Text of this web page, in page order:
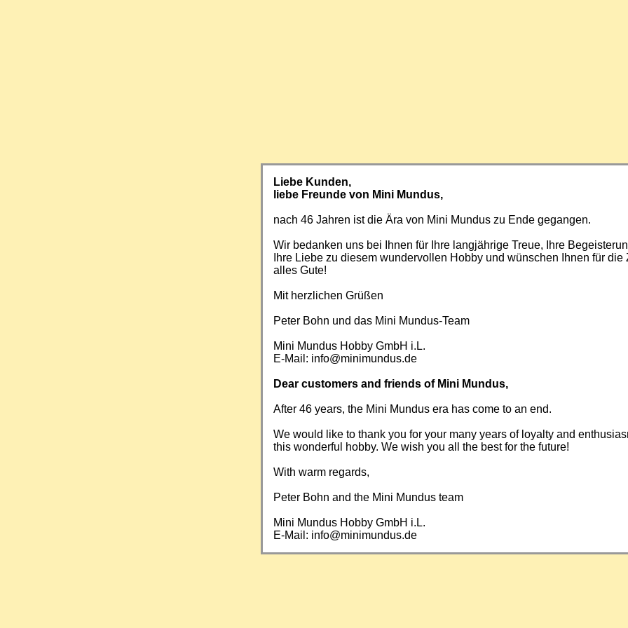
Liebe Kunden,
liebe Freunde von Mini Mundus,
nach 46 Jahren ist die Ära von Mini Mundus zu Ende gegangen.
Wir bedanken uns bei Ihnen für Ihre langjährige Treue, Ihre
Ihre Liebe zu diesem wundervollen Hobby und wünschen Ihnen für die
alles Gute!
Mit herzlichen Grüßen
Peter Bohn und das Mini Mundus-Team
Mini Mundus Hobby GmbH i.L.
E-Mail: info@minimundus.de
Dear customers and friends of Mini Mundus,
After 46 years, the Mini Mundus era has come to an end.
We would like to thank you for your many years of loyalty and
this wonderful hobby. We wish you all the best for the future!
With warm regards,
Peter Bohn and the Mini Mundus team
Mini Mundus Hobby GmbH i.L.
E-Mail: info@minimundus.de